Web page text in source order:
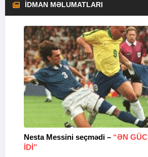
İDMAN MƏLUMATLARI
Nesta Messini seçmədi – “ƏN
IDI”